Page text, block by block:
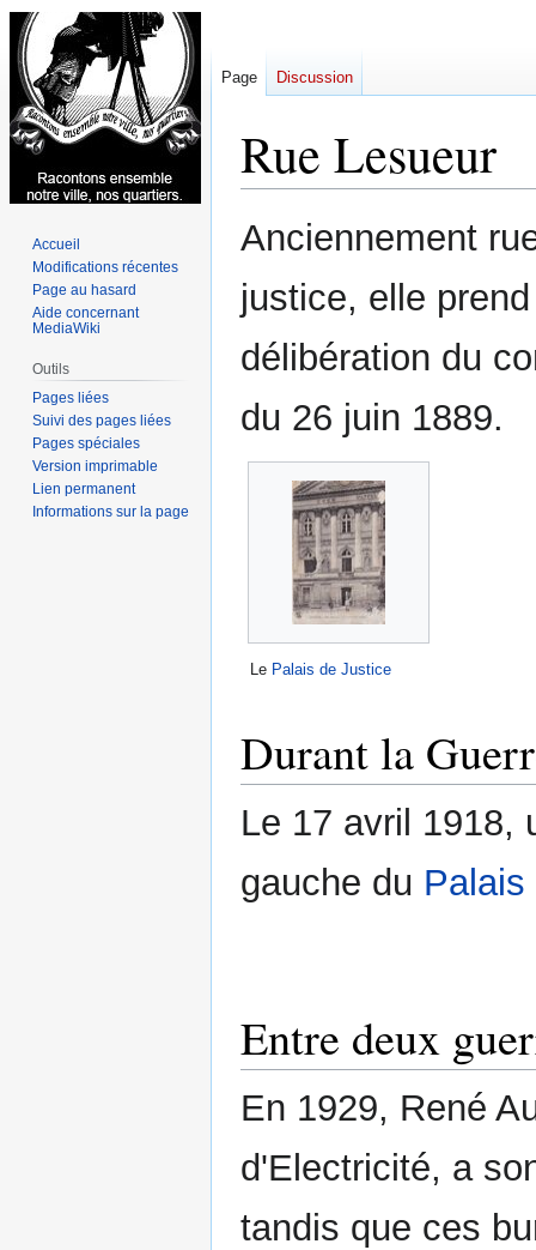
Rue Lesueur
Aller
à
navigation
Aller
à
recherche
Anciennement
justice, elle
délibération du
du 26 juin 1889.
Le Palais de Justice
Durant la
Le 17 avril 1918,
gauche du
Entre deux
En 1929, René
d'Electricité, a
tandis que ces
Page Discussion
Accueil
Modifications récentes
Page au hasard
Aide concernant
MediaWiki
Outils
Pages liées
Suivi des pages liées
Pages spéciales
Version imprimable
Lien permanent
Informations sur la page